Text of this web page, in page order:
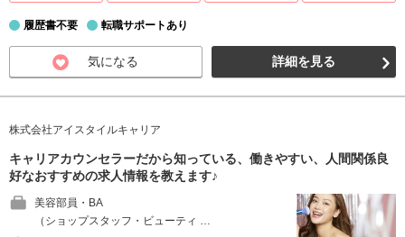
履歴書不要 転職サポートあり
気になる 詳細を見る
株式会社アイスタイルキャリア
キャリアカウンセラーだから知っている、働きやすい、人間関係良
好なおすすめの求人情報を教えます♪
美容部員・BA
（ショップスタッフ・ビューティ …